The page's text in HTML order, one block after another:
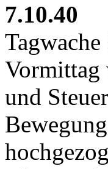
7.10.40
Vormittag
und